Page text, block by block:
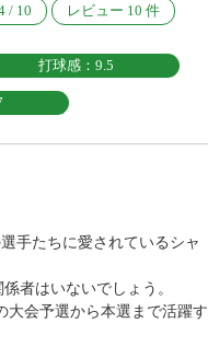
/ 10 レビュー 10 件
打球感：9.5
手たちに愛されているシャ
者はいないでしょう。
大会予選から本選まで活躍す